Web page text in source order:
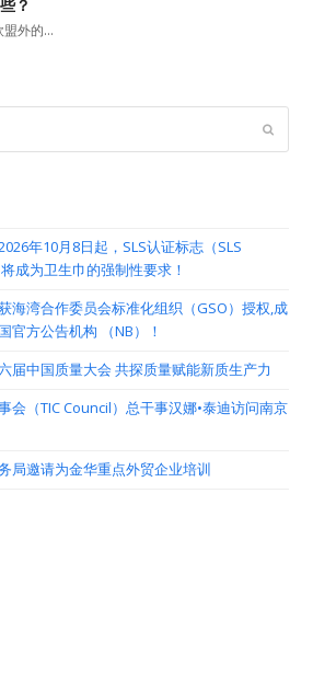
？
盟外的…
年10月8日起，SLS认证标志（SLS
成为卫生巾的强制性要求！
海湾合作委员会标准化组织（GSO）授权,成
官方公告机构 （NB）！
届中国质量大会 共探质量赋能新质生产力
会（TIC Council）总干事汉娜•泰迪访问南京
局邀请为金华重点外贸企业培训